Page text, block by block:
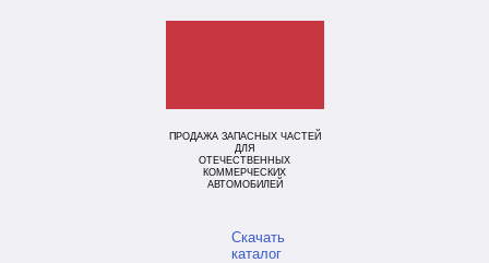
ПРОДАЖА ЗАПАСНЫХ ЧАСТЕЙ
ДЛЯ
ОТЕЧЕСТВЕННЫХ
КОММЕРЧЕСКИХ
АВТОМОБИЛЕЙ
Скачать
каталог